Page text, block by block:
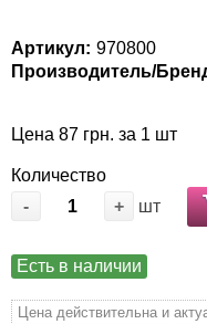
Артикул: 970800
Производитель/
Цена 87 грн. за 1 шт
Количество
-
+ шт
Есть в наличии
Цена действительна и
Послеоперационные
Товары для голубей
Товары для грызунов